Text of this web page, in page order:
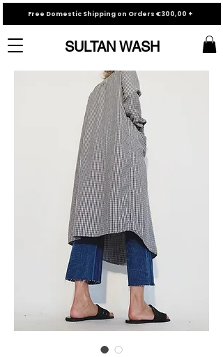
SULTAN WASH
Free Domestic Shipping on Orders €300,00 +